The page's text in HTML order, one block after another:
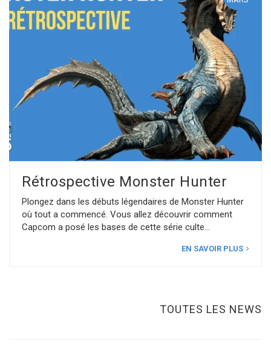
Rétrospective Monster Hunter
Plongez dans les débuts légendaires de Monster Hunter
où tout a commencé. Vous allez découvrir comment
Capcom a posé les bases de cette série culte
EN SAVOIR PLUS
TOUTES LES NEWS